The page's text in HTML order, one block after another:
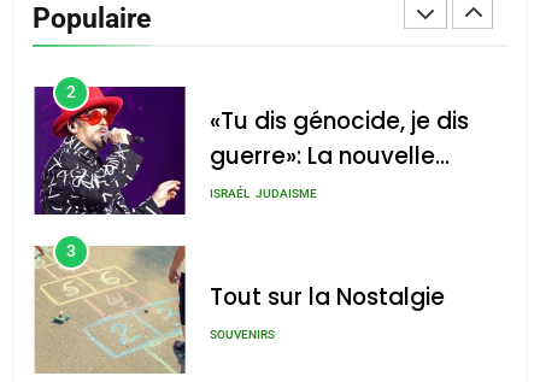
Populaire
2
«Tu dis génocide, je dis
guerre»: La nouvelle
chanson de Boy George
ISRAÉL JUDAISME
3
Tout sur la Nostalgie
SOUVENIRS